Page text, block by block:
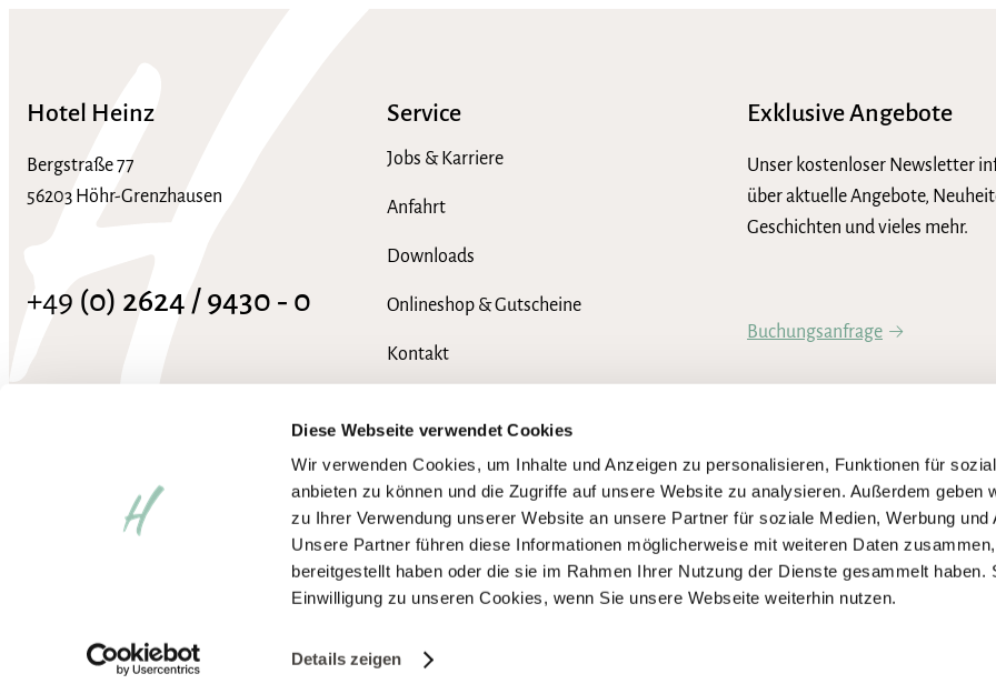
Diese Webseite verwendet Cookies
Wir verwenden Cookies, um Inhalte und Anzeigen zu personalisieren, Funktionen für
anbieten zu können und die Zugriffe auf unsere Website zu analysieren. Außerdem geben
zu Ihrer Verwendung unserer Website an unsere Partner für soziale Medien, Werbung und
Unsere Partner führen diese Informationen möglicherweise mit weiteren Daten
bereitgestellt haben oder die sie im Rahmen Ihrer Nutzung der Dienste gesammelt haben.
Einwilligung zu unseren Cookies, wenn Sie unsere Webseite weiterhin nutzen.
Details zeigen
Hotel Heinz
Bergstraße 77
56203 Höhr-Grenzhausen
+49 (0) 2624 / 9430 ‑ 0
Service
Jobs & Karriere
Anfahrt
Downloads
Onlineshop & Gutscheine
Kontakt
Exklusive Angebote
Unser kostenloser Newsletter
über aktuelle Angebote,
Geschichten und vieles mehr.
Buchungsanfrage
Wir arbeiten an der vollständigen Umsetzung der Anforderungen des Barrierefreiheitsstärkungsgesetzes
Barrierefreiheit aktivieren